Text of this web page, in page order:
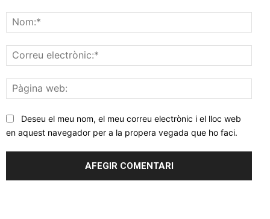
web:
Deseu el meu nom, el meu correu electrònic i el lloc web
en aquest navegador per a la propera vegada que ho faci.